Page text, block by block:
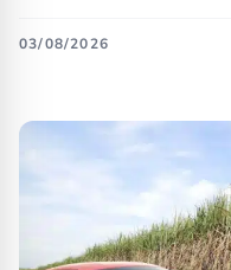
03/08/2026